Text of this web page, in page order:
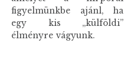
figyelmünkbe ajánl, ha
egy kis „külföldi”
élményre vágyunk.